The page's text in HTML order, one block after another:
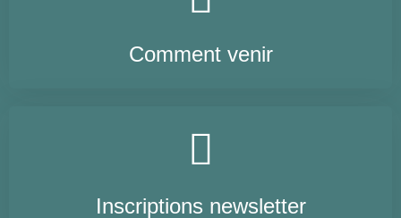
Comment venir
Inscriptions newsletter